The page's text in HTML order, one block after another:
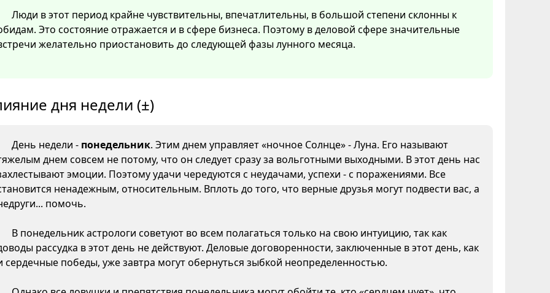
Люди в этот период крайне чувствительны, впечатлительны, в большой степени склонны к
Это состояние отражается и в сфере бизнеса. Поэтому в деловой сфере значительные
желательно приостановить до следующей фазы лунного месяца.
дня недели (±)
День недели - понедельник. Этим днем управляет «ночное Солнце» - Луна. Его называют
днем совсем не потому, что он следует сразу за вольготными выходными. В этот день нас
эмоции. Поэтому удачи чередуются с неудачами, успехи - с поражениями. Все
ненадежным, относительным. Вплоть до того, что верные друзья могут подвести вас, а
помочь.
В понедельник астрологи советуют во всем полагаться только на свою интуицию, так как
рассудка в этот день не действуют. Деловые договоренности, заключенные в этот день, как
сердечные победы, уже завтра могут обернуться зыбкой неопределенностью.